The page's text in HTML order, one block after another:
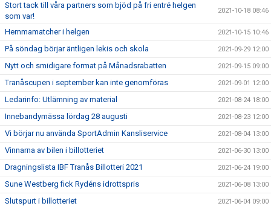
Stort tack till våra partners som bjöd på fri entré helgen
som var!
2021-10-18 08:46
Hemmamatcher i helgen 2021-10-15 10:46
På söndag börjar äntligen lekis och skola 2021-09-29 12:00
Nytt och smidigare format på Månadsrabatten 2021-09-15 09:00
Tranåscupen i september kan inte genomföras 2021-09-01 12:00
Ledarinfo: Utlämning av material 2021-08-24 18:00
Innebandymässa lördag 28 augusti 2021-08-23 12:00
Vi börjar nu använda SportAdmin Kansliservice 2021-08-04 13:00
Vinnarna av bilen i billotteriet 2021-06-30 13:00
Dragningslista IBF Tranås Billotteri 2021 2021-06-24 19:00
Sune Westberg fick Rydéns idrottspris 2021-06-08 13:00
Slutspurt i billotteriet 2021-06-04 09:00